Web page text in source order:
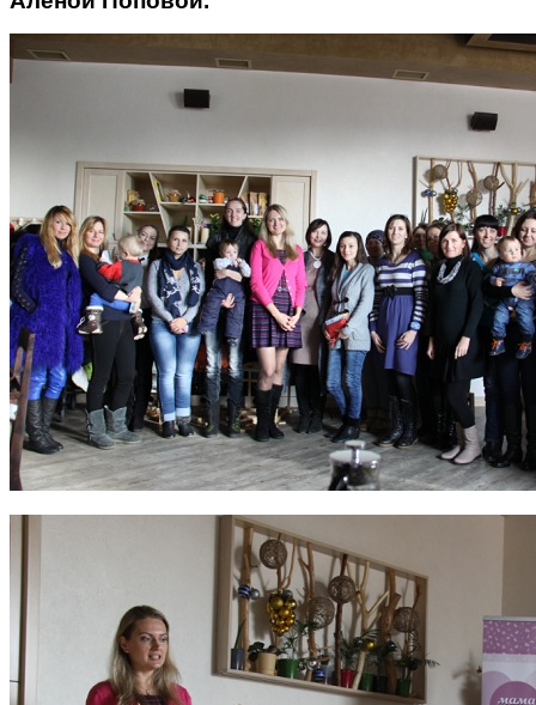
Як підготувати дитину до
навчального року? Поради
лікаря батькам
Поради багатодітної мами:
особистісний розвиток в
декреті
Ми запитали у зіркових
мам, яка вона - мамаWOW